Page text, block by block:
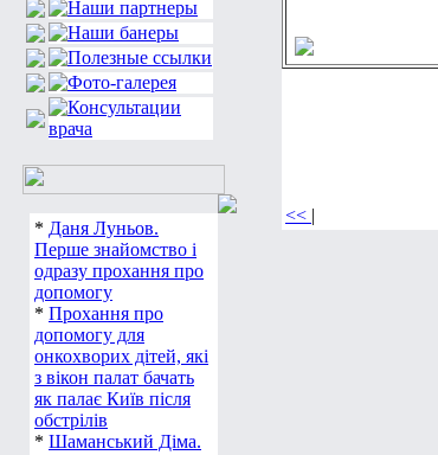
* Даня Луньов.
Перше знайомство і
одразу прохання про
допомогу
* Прохання про
допомогу для
онкохворих дітей, які
з вікон палат бачать
як палає Київ після
обстрілів
* Шаманський Діма.
<< |